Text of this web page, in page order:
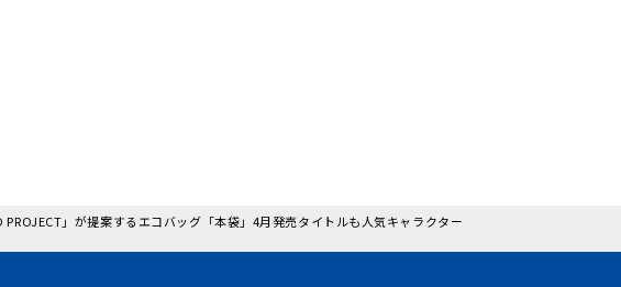
」が提案するエコバッグ「本袋」4月発売タイトルも人気キャラクター